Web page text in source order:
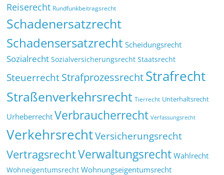
Reiserecht Rundfunkbeitragsrecht
Schadenersatzrecht
Schadensersatzrecht Scheidungsrecht
Sozialrecht Sozialversicherungsrecht Staatsrecht
SteuerrechtStrafprozessrechtStrafrecht
Straßenverkehrsrecht Tierrecht Unterhaltsrecht
Urheberrecht Verbraucherrecht Verfassungsrecht
VerkehrsrechtVersicherungsrecht
VertragsrechtVerwaltungsrecht Wahlrecht
Wohneigentumsrecht Wohnungseigentumsrecht